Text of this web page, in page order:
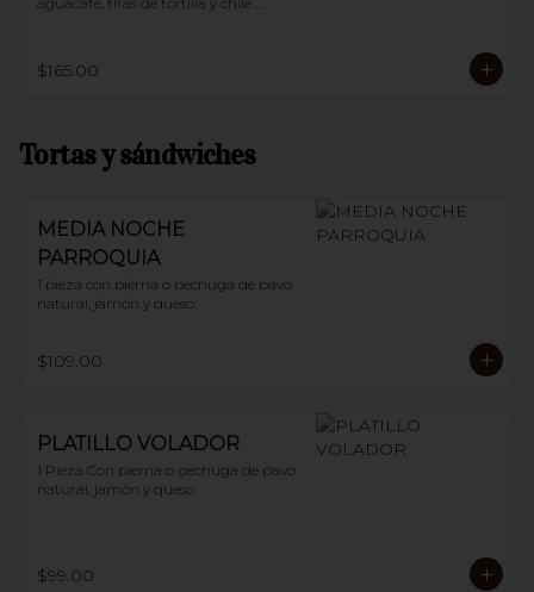
$165.00
Tortas y sándwiches
MEDIA NOCHE
PARROQUIA
1 pieza con pierna o pechuga de pavo
natural, jamón y queso.
$109.00
PLATILLO VOLADOR
1 Pieza Con pierna o pechuga de pavo
natural, jamón y queso
$99.00